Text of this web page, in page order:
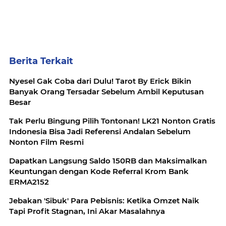
Berita Terkait
Nyesel Gak Coba dari Dulu! Tarot By Erick Bikin
Banyak Orang Tersadar Sebelum Ambil Keputusan
Besar
Tak Perlu Bingung Pilih Tontonan! LK21 Nonton Gratis
Indonesia Bisa Jadi Referensi Andalan Sebelum
Nonton Film Resmi
Dapatkan Langsung Saldo 150RB dan Maksimalkan
Keuntungan dengan Kode Referral Krom Bank
ERMA2152
Jebakan 'Sibuk' Para Pebisnis: Ketika Omzet Naik
Tapi Profit Stagnan, Ini Akar Masalahnya